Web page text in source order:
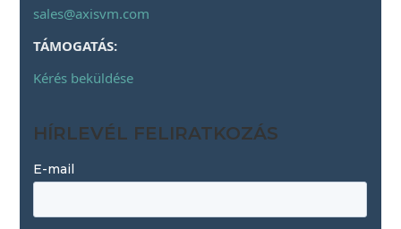
sales@axisvm.com
TÁMOGATÁS:
Kérés beküldése
HÍRLEVÉL FELIRATKOZÁS